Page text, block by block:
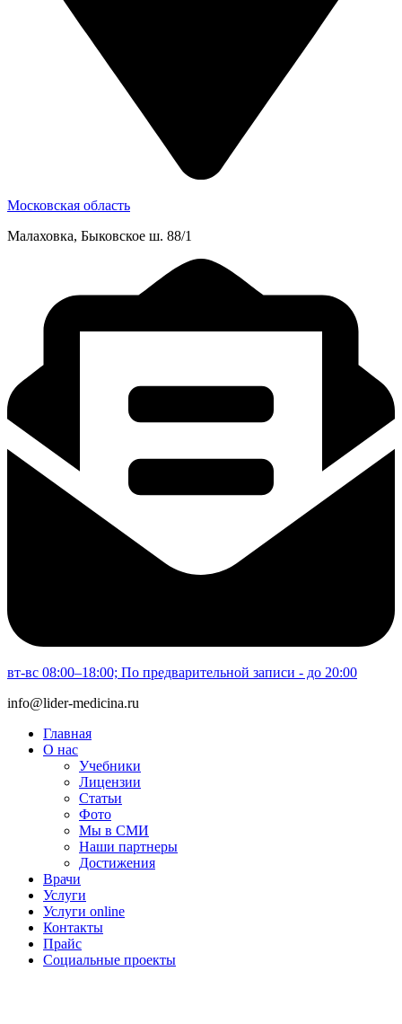
Московская область
Малаховка, Быковское ш. 88/1
вт-вс 08:00–18:00; По предварительной записи - до 20:00
info@lider-medicina.ru
Главная
О нас
Учебники
Лицензии
Статьи
Фото
Мы в СМИ
Наши партнеры
Достижения
Врачи
Услуги
Услуги online
Контакты
Прайс
Социальные проекты